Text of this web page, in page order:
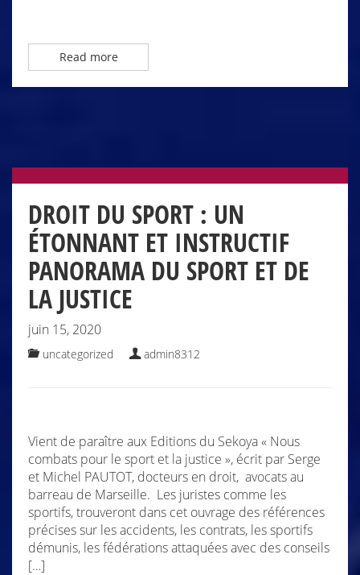
Read more
DROIT DU SPORT : UN
ÉTONNANT ET INSTRUCTIF
PANORAMA DU SPORT ET DE
LA JUSTICE
juin 15, 2020
uncategorized admin8312
Vient de paraître aux Editions du Sekoya « Nous
combats pour le sport et la justice », écrit par Serge
et Michel PAUTOT, docteurs en droit, avocats au
barreau de Marseille. Les juristes comme les
sportifs, trouveront dans cet ouvrage des références
précises sur les accidents, les contrats, les sportifs
démunis, les fédérations attaquées avec des conseils
[…]